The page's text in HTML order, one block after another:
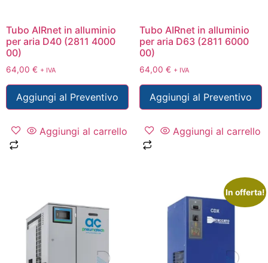
Tubo AIRnet in alluminio
per aria D40 (2811 4000
00)
64,00 € + IVA
Aggiungi al Preventivo
Aggiungi al carrello
Tubo AIRnet in alluminio
per aria D63 (2811 6000
00)
64,00 € + IVA
Aggiungi al Preventivo
Aggiungi al carrello
In offerta!